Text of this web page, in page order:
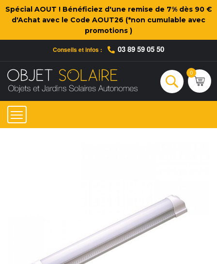
Spécial AOUT ! Bénéficiez d'une remise de 7% dès 90 €
d'Achat avec le Code AOUT26 (*non cumulable avec
promotions )
Conseils et infos : 03 89 59 05 50
Rechercher
0